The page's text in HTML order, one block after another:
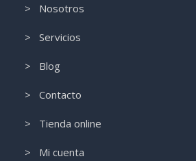
> Nosotros
> Servicios
> Blog
> Contacto
> Tienda online
> Mi cuenta